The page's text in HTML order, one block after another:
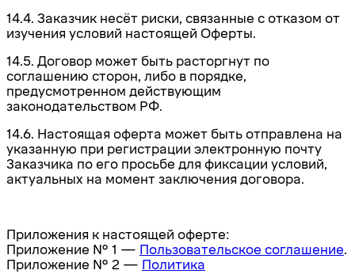
14.4. Заказчик несёт риски, связанные с отказом от
изучения условий настоящей Оферты.
14.5. Договор может быть расторгнут по
соглашению сторон, либо в порядке,
предусмотренном действующим
законодательством РФ.
14.6. Настоящая оферта может быть отправлена на
указанную при регистрации электронную почту
Заказчика по его просьбе для фиксации условий,
актуальных на момент заключения договора.
Приложения к настоящей оферте:
Приложение № 1 — Пользовательское соглашение.
Приложение № 2 — Политика